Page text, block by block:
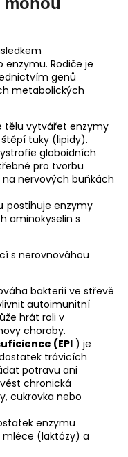
Rodiče je
genů
metabolických
tělu vytvářet enzymy
tuky (lipidy).
globoidních
pro tvorbu
nervových buňkách
postihuje enzymy
aminokyselin s
s nerovnováhou
bakterií ve střevě
autoimunitní
hrát roli v
choroby.
(EPI ) je
trávicích
potravu ani
chronická
cukrovka nebo
enzymu
(laktózy) a